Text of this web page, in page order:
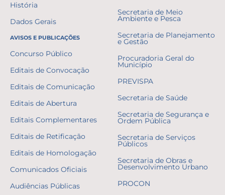
História
Dados Gerais
AVISOS E PUBLICAÇÕES
Concurso Público
Editais de Convocação
Editais de Comunicação
Editais de Abertura
Editais Complementares
Editais de Retificação
Editais de Homologação
Comunicados Oficiais
Audiências Públicas
Secretaria de Meio
Ambiente e Pesca
Secretaria de Planejamento
e Gestão
Procuradoria Geral do
Município
PREVISPA
Secretaria de Saúde
Secretaria de Segurança e
Ordem Pública
Secretaria de Serviços
Públicos
Secretaria de Obras e
Desenvolvimento Urbano
PROCON